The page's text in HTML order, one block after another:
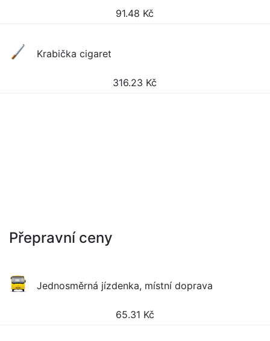
91.48 Kč
Krabička cigaret
316.23 Kč
Přepravní ceny
Jednosměrná jízdenka, místní doprava
65.31 Kč